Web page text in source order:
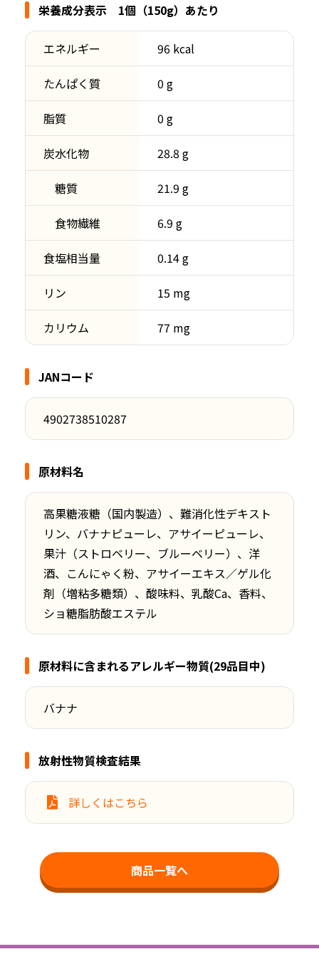
栄養成分表示 1個（150g）あたり
エネルギー 96 kcal
たんぱく質 0 g
脂質 0 g
炭水化物 28.8 g
糖質 21.9 g
食物繊維 6.9 g
食塩相当量 0.14 g
リン 15 mg
カリウム 77 mg
JANコード
4902738510287
原材料名
高果糖液糖（国内製造）、難消化性デキスト
リン、バナナピューレ、アサイーピューレ、
果汁（ストロベリー、ブルーベリー）、洋
酒、こんにゃく粉、アサイーエキス／ゲル化
剤（増粘多糖類）、酸味料、乳酸Ca、香料、
ショ糖脂肪酸エステル
原材料に含まれるアレルギー物質(29品目中)
バナナ
放射性物質検査結果
詳しくはこちら
商品一覧へ